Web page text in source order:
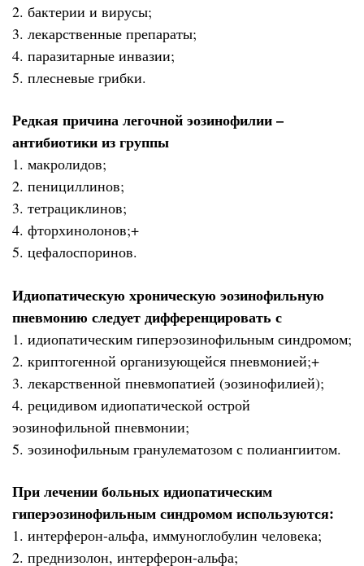
2. бактерии и вирусы;
3. лекарственные препараты;
4. паразитарные инвазии;
5. плесневые грибки.
Редкая причина легочной эозинофилии –
антибиотики из группы
1. макролидов;
2. пенициллинов;
3. тетрациклинов;
4. фторхинолонов;+
5. цефалоспоринов.
Идиопатическую хроническую эозинофильную
пневмонию следует дифференцировать с
1. идиопатическим гиперэозинофильным синдромом;
2. криптогенной организующейся пневмонией;+
3. лекарственной пневмопатией (эозинофилией);
4. рецидивом идиопатической острой
эозинофильной пневмонии;
5. эозинофильным гранулематозом с полиангиитом.
При лечении больных идиопатическим
гиперэозинофильным синдромом используются:
1. интерферон-альфа, иммуноглобулин человека;
2. преднизолон, интерферон-альфа;